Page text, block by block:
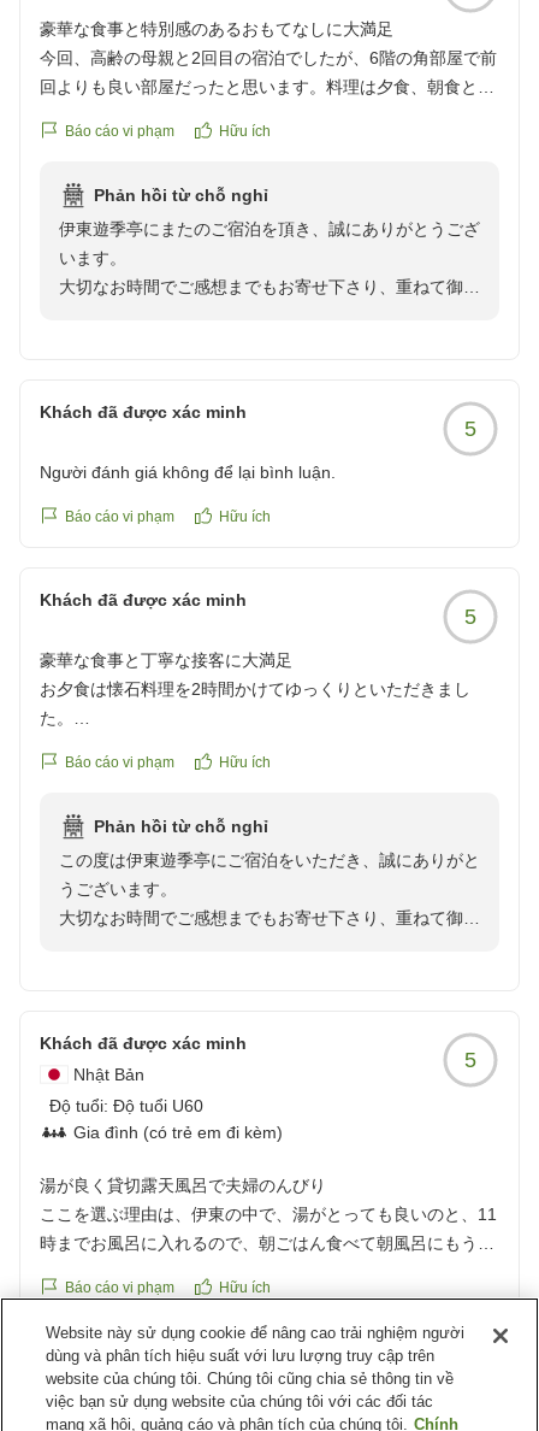
貸切風呂と湯巡りをご満喫いただく事が叶い、大変嬉し
く存じます。
だけましたでしょうか。
みいただいております。
また、3階お手洗いの扉の件ではご不自由をおかけして
申し訳ございませんでした。
皆様のお言葉を反映させて頂き、よりいっそう快適な宿
またのお越しをスタッフ一同心よりお待ち申し上げてお
豪華な食事と特別感のあるおもてなしに大満足
今回、高齢の母親と2回目の宿泊でしたが、6階の角部屋で前
回よりも良い部屋だったと思います。料理は夕食、朝食とも
ても特別感があり、満足しました。また、泊まりたいです。
https://review.travel.rakuten.co.jp/hotel/voice/72080?
reviewId=33123478146933
Báo cáo vi phạm Hữu ích
Phản hồi từ chỗ nghỉ
伊東遊季亭にまたのご宿泊を頂き、誠にありがとうござ
います。
大切なお時間でご感想までもお寄せ下さり、重ねて御礼
頂いております。
ご朝食では、美味しいお米をお召し上がり頂くための、
またのお越しをスタッフ一同心よりお待ち申し上げてお
ります。
Khách đã được xác minh
5
Người đánh giá không để lại bình luận.
Báo cáo vi phạm Hữu ích
Khách đã được xác minh
5
豪華な食事と丁寧な接客に大満足
お夕食は懐石料理を2時間かけてゆっくりといただきまし
た。
せてもらいました。
で汗をかいても新しい物を部屋着で着れて嬉しかったです。
スタッフの方々の対応も笑顔で対応して下さり、お食事が終
わった後わざわざエレベーター前まで来て見送って下さいま
した。
低いので引っ掛かりませんでしたが背が高い方は引っ掛かっ
てしまうかもしれません。
チェックインからチェックアウトまで本当に気持ち良く過ご
させていただきました。
お世話になりました。
クチコミの詳細はこちらから
https://review.travel.rakuten.co.jp/hotel/voice/72080?
Báo cáo vi phạm Hữu ích
Phản hồi từ chỗ nghỉ
この度は伊東遊季亭にご宿泊をいただき、誠にありがと
うございます。
大切なお時間でご感想までもお寄せ下さり、重ねて御礼
「気持ちよくお過ごしいただけた」との大変ありがたい
ございませんでした。
日々確認を致し、入念に清掃を行ってまいります。
りに精進致します。
またのお越しをスタッフ一同心よりお待ち申し上げてお
Khách đã được xác minh
Nhật Bản
Độ tuổi: Độ tuổi U60
Gia đình (có trẻ em đi kèm)
5
湯が良く貸切露天風呂で夫婦のんびり
ここを選ぶ理由は、伊東の中で、湯がとっても良いのと、11
時までお風呂に入れるので、朝ごはん食べて朝風呂にもう一
お土産も厳選されている
おすすめは、ぐり茶と、一口サイズの菓子、あいぞめ、割引
券貰った。
送迎は、駅で降りてタクシー乗って遊季亭を告げれば数分で
到着、また行こうって、帰りの途に着き、時間をみていけ
Báo cáo vi phạm Hữu ích
Phản hồi từ chỗ nghỉ
この度は伊東遊季亭にご宿泊を頂き、誠にありがとうご
ざいます。
Website này sử dụng cookie để nâng cao trải nghiệm người
dùng và phân tích hiệu suất với lưu lượng truy cập trên
website của chúng tôi. Chúng tôi cũng chia sẻ thông tin về
việc bạn sử dụng website của chúng tôi với các đối tác
mạng xã hội, quảng cáo và phân tích của chúng tôi. Chính